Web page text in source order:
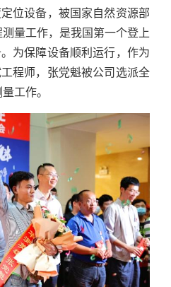
位设备，被国家自然资源部
量工作，是我国第一个登上
为保障设备顺利运行，作为
程师，张党魁被公司选派全
工作。